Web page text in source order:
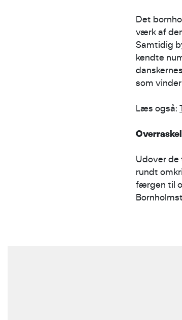
Det
værk af
Samtidig
kendte
som vinder
Læs også:
Udover
rundt
færgen til